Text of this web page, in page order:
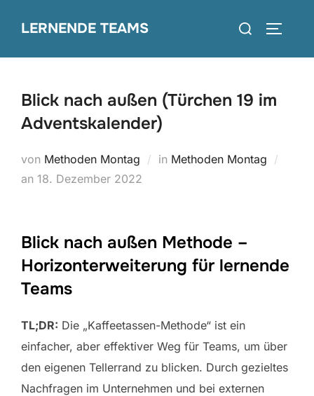
InhaltLERNENDE TEAMS
Suchen
Blick nach außen (Türchen 19 im
Adventskalender)
von Methoden Montag in Methoden Montag
an Veröffentlicht
18. Dezember 2022
Blick nach außen Methode –
Horizonterweiterung für lernende
Teams
TL;DR: Die „Kaffeetassen-Methode“ ist ein
einfacher, aber effektiver Weg für Teams, um über
den eigenen Tellerrand zu blicken. Durch gezieltes
Nachfragen im Unternehmen und bei externen